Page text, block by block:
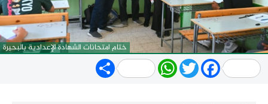
ختام امتحانات الشهادة الإعدادية بالبحيرة
Share WhatsApp
TwitterFacebook